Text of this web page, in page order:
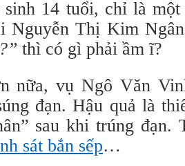
14 tuổi, chỉ là
Nguyễn Thị Kim
thì có gì phải ầm ĩ?
nữa, vụ Ngô Văn
đạn. Hậu quả là
sau khi trúng đạn.
sát bắn sếp…